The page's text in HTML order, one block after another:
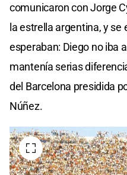
comunicaron con Jorge
la estrella argentina, y se
esperaban: Diego no iba
mantenía serias
del Barcelona presidida
Núñez.